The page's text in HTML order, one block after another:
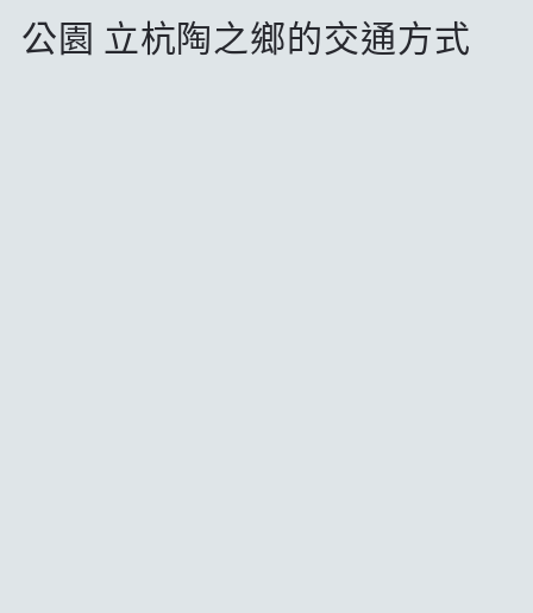
公園 立杭陶之鄉的交通方式